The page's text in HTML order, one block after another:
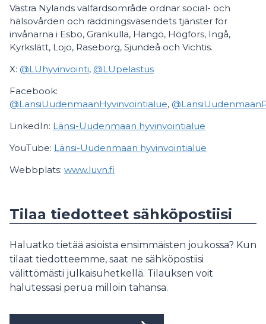
Västra Nylands välfärdsområde ordnar social- och
hälsovården och räddningsväsendets tjänster för
invånarna i Esbo, Grankulla, Hangö, Högfors, Ingå,
Kyrkslätt, Lojo, Raseborg, Sjundeå och Vichtis.
X: @LUhyvinvointi, @LUpelastus
Facebook:
@LansiUudenmaanHyvinvointialue,
LinkedIn: Länsi-Uudenmaan hyvinvointialue
YouTube: Länsi-Uudenmaan hyvinvointialue
Webbplats: www.luvn.fi
Tilaa tiedotteet sähköpostiisi
Haluatko tietää asioista ensimmäisten joukossa? Kun
tilaat tiedotteemme, saat ne sähköpostiisi
välittömästi julkaisuhetkellä. Tilauksen voit
halutessasi perua milloin tahansa.